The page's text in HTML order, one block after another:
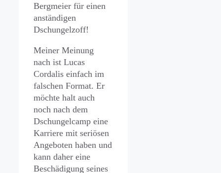
Bergmeier für einen
anständigen
Dschungelzoff!
Meiner Meinung
nach ist Lucas
Cordalis einfach im
falschen Format. Er
möchte halt auch
noch nach dem
Dschungelcamp eine
Karriere mit seriösen
Angeboten haben und
kann daher eine
Beschädigung seines